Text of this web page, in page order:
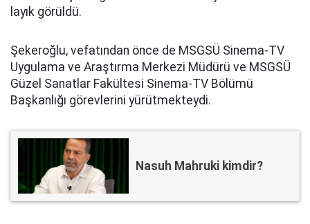
layık görüldü.
Şekeroğlu, vefatından önce de MSGSÜ Sinema-TV
Uygulama ve Araştırma Merkezi Müdürü ve MSGSÜ
Güzel Sanatlar Fakültesi Sinema-TV Bölümü
Başkanlığı görevlerini yürütmekteydi.
Nasuh Mahruki kimdir?